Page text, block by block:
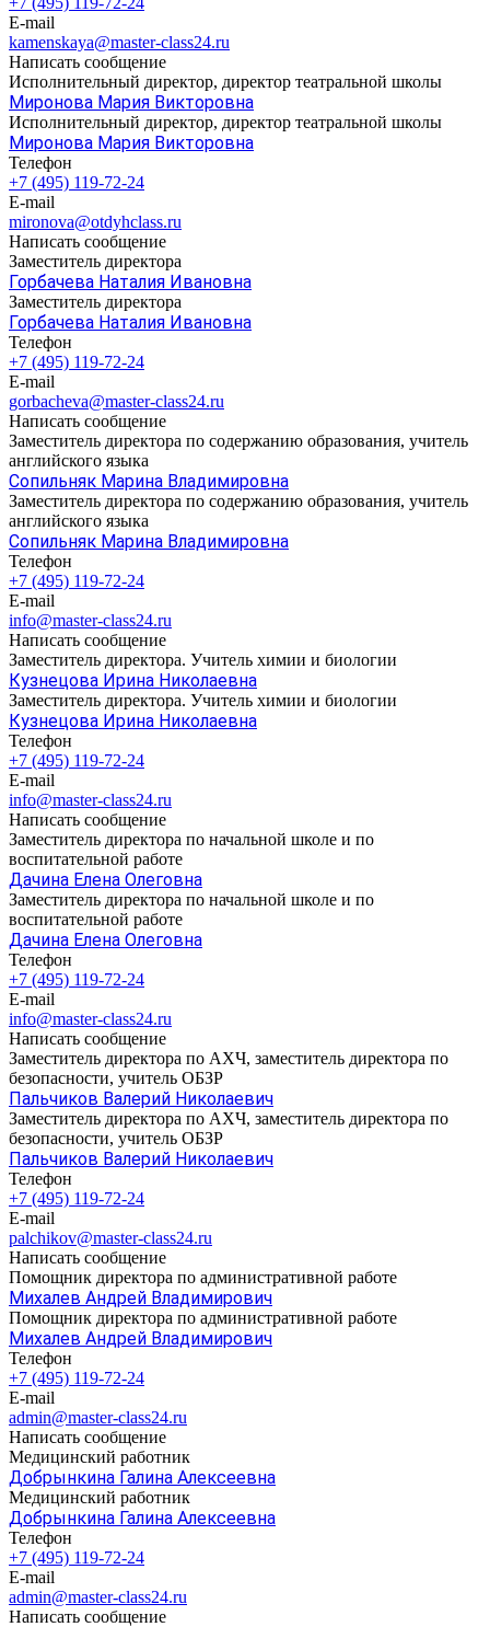
E-mail
kamenskaya@master-class24.ru
Написать сообщение
Исполнительный директор, директор театральной школы
Миронова Мария Викторовна
Исполнительный директор, директор театральной школы
Миронова Мария Викторовна
Телефон
+7 (495) 119-72-24
E-mail
mironova@otdyhclass.ru
Написать сообщение
Заместитель директора
Горбачева Наталия Ивановна
Заместитель директора
Горбачева Наталия Ивановна
Телефон
+7 (495) 119-72-24
E-mail
gorbacheva@master-class24.ru
Написать сообщение
Заместитель директора по содержанию образования, учитель
английского языка
Сопильняк Марина Владимировна
Заместитель директора по содержанию образования, учитель
английского языка
Сопильняк Марина Владимировна
Телефон
+7 (495) 119-72-24
E-mail
info@master-class24.ru
Написать сообщение
Заместитель директора. Учитель химии и биологии
Кузнецова Ирина Николаевна
Заместитель директора. Учитель химии и биологии
Кузнецова Ирина Николаевна
Телефон
+7 (495) 119-72-24
E-mail
info@master-class24.ru
Написать сообщение
Заместитель директора по начальной школе и по
воспитательной работе
Дачина Елена Олеговна
Заместитель директора по начальной школе и по
воспитательной работе
Дачина Елена Олеговна
Телефон
+7 (495) 119-72-24
E-mail
info@master-class24.ru
Написать сообщение
Заместитель директора по АХЧ, заместитель директора по
безопасности, учитель ОБЗР
Пальчиков Валерий Николаевич
Заместитель директора по АХЧ, заместитель директора по
безопасности, учитель ОБЗР
Пальчиков Валерий Николаевич
Телефон
+7 (495) 119-72-24
E-mail
palchikov@master-class24.ru
Написать сообщение
Помощник директора по административной работе
Михалев Андрей Владимирович
Помощник директора по административной работе
Михалев Андрей Владимирович
Телефон
+7 (495) 119-72-24
E-mail
admin@master-class24.ru
Написать сообщение
Медицинский работник
Добрынкина Галина Алексеевна
Медицинский работник
Добрынкина Галина Алексеевна
Телефон
+7 (495) 119-72-24
E-mail
admin@master-class24.ru
Написать сообщение